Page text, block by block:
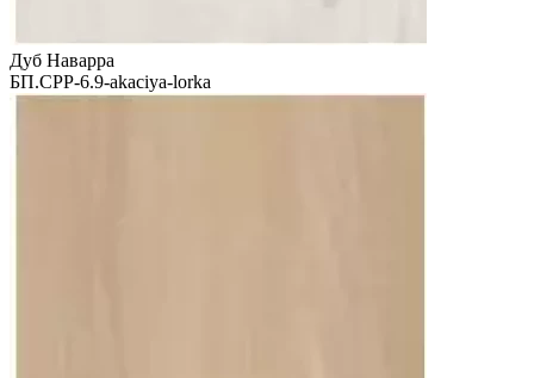
Дуб Наварра
БП.СРР-6.9-akaciya-lorka